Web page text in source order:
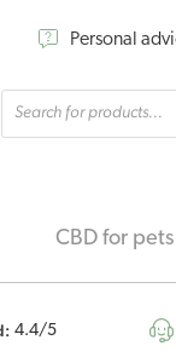
Personal
Products
search
CBD for pets
4.4/5